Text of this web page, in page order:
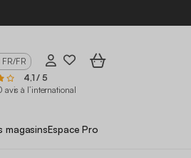
FR/FR
4,1 / 5
à l’international
magasinsEspace Pro